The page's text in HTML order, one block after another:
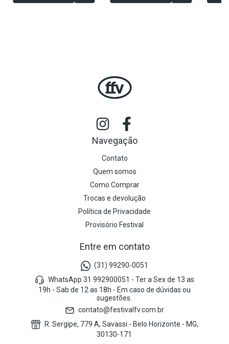
Navegação
Contato
Quem somos
Como Comprar
Trocas e devolução
Política de Privacidade
Provisório Festival
Entre em contato
(31) 99290-0051
WhatsApp 31 992900051 - Ter a Sex de 13 as
19h - Sab de 12 as 18h - Em caso de dúvidas ou
sugestões.
contato@festivalfv.com.br
R. Sergipe, 779 A, Savassi - Belo Horizonte - MG,
30130-171